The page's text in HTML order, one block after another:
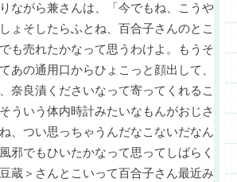
ながら兼さんは、「今でもね、こうや
ょそしたらふとね、百合子さんのとこ
も売れたかなって思うわけよ。もうそ
あの通用口からひょこっと顔出して、
奈良漬くださいなって寄ってくれるこ
ういう体内時計みたいなもんがおじさ
、つい思っちゃうんだなこないだなん
邪でもひいたかなって思ってしばらく
蔵＞さんとこいって百合子さん最近み